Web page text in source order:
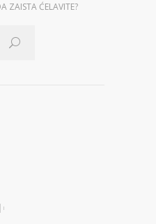
ZAISTA ĆELAVITE?